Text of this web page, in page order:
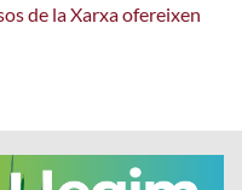
de la Xarxa ofereixen